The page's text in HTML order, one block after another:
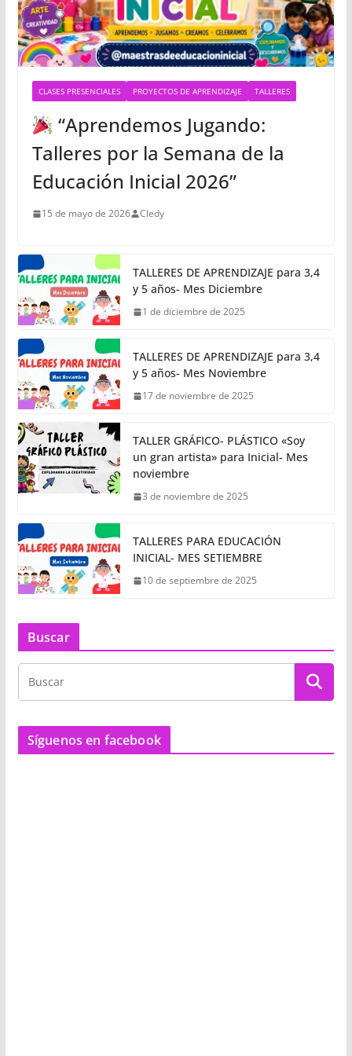
CLASES PRESENCIALES PROYECTOS DE APRENDIZAJE TALLERES
“Aprendemos Jugando:
Talleres por la Semana de la
Educación Inicial 2026”
15 de mayo de 2026 Cledy
TALLERES DE APRENDIZAJE para 3,4
y 5 años- Mes Diciembre
1 de diciembre de 2025
TALLERES DE APRENDIZAJE para 3,4
y 5 años- Mes Noviembre
17 de noviembre de 2025
TALLER GRÁFICO- PLÁSTICO «Soy
un gran artista» para Inicial- Mes
noviembre
3 de noviembre de 2025
TALLERES PARA EDUCACIÓN
INICIAL- MES SETIEMBRE
10 de septiembre de 2025
Buscar
Síguenos en facebook